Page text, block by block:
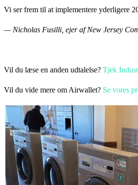
Vi ser frem til at implementere yderligere
— Nicholas Fusilli, ejer af New Jersey
Vil du læse en anden udtalelse? Tjek
Vil du vide mere om Airwallet? Se vores